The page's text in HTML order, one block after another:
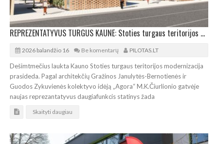
REPREZENTATYVUS TURGUS KAUNE: Stoties turgaus teritorijos modernizacija prasideda
2026 balandžio 16 Be komentarų PILOTAS.LT
Dešimtmečius laukta Kauno Stoties turgaus teritorijos modernizacija
prasideda. Pagal architekčių Gražinos Janulytės-Bernotienės ir
Guodos Zykuvienės kolektyvo idėją „Agora“ M.K.Čiurlionio gatvėje
naujas reprezantatyvus daugiafunkcis statinys žada
Skaityti daugiau